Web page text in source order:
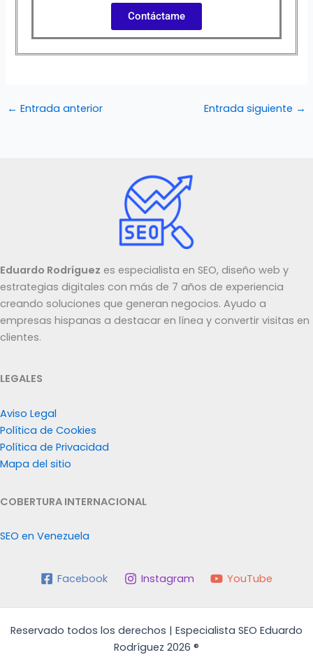
Contáctame
← Entrada anterior Entrada siguiente →
Eduardo Rodríguez es especialista en SEO, diseño web y
estrategias digitales con más de 7 años de experiencia
creando soluciones que generan negocios. Ayudo a
empresas hispanas a destacar en línea y convertir visitas en
clientes.
LEGALES
Aviso Legal
Política de Cookies
Política de Privacidad
Mapa del sitio
COBERTURA INTERNACIONAL
SEO en Venezuela
Facebook Instagram YouTube
Reservado todos los derechos | Especialista SEO Eduardo
Rodríguez 2026 ®